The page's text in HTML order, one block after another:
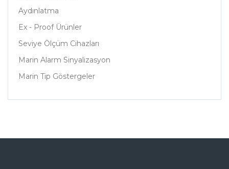
Aydınlatma
Ex - Proof Ürünler
Seviye Ölçüm Cihazları
Marin Alarm Sinyalizasyon
Marin Tip Göstergeler